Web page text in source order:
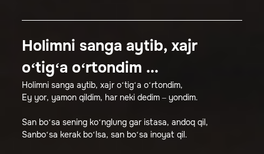
Holimni sanga aytib, xajr
o‘tig‘a o‘rtondim ...
Holimni sanga aytib, xajr o‘tig‘a o‘rtondim,
Ey yor, yamon qildim, har neki dedim – yondim.
San bo‘sa sening ko‘nglung gar istasa, andoq qil,
Sanbo‘sa kerak bo‘lsa, san bo‘sa inoyat qil.